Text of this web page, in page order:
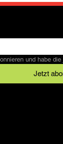
und habe die
Jetzt